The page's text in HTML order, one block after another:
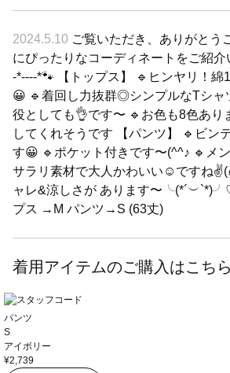
2024.5.10 ご覧いただき、ありがとう
にぴったりなコーディネートをご紹介
-*----*🐾 【トップス】 🔹ヒンヤリ！
😀 🔹着回し力抜群◎シンプルなTシャ
役としても👌です〜 🔹お色も8色あり
してくれそうです 【パンツ】 🔹ビン
す😀 🔹ポケット付きです〜(^^♪ 🔹メ
サラリ素材で大人かわいい☺️ですね
ャレ&涼しさが あります〜
プス →M パンツ→S (63丈)
着用アイテムのご購入はこちら
パンツ
S
アイボリー
¥2,739